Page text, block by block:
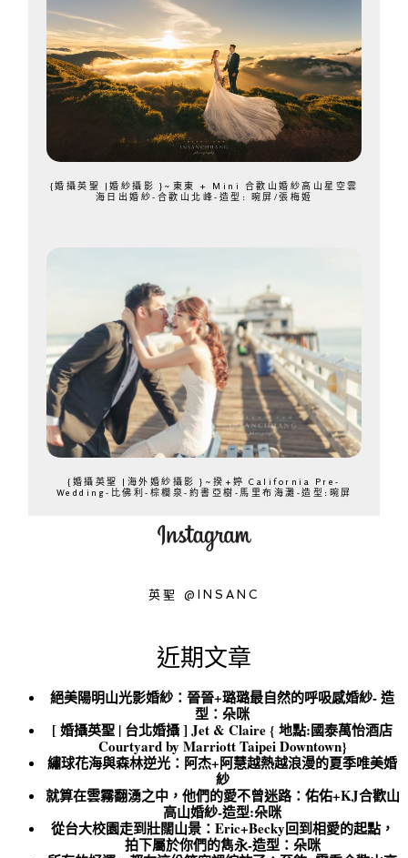
{婚攝英聖 |婚紗攝影 }~東東 + Mini 合歡山婚紗高山星空雲
海日出婚紗-合歡山北峰-造型: 晼屏/張梅姬
{婚攝英聖 |海外婚紗攝影 }~揆+婷 California Pre-
Wedding-比佛利-棕櫚泉-約書亞樹-馬里布海灘-造型:晼屏
英聖 @INSANC
近期文章
絕美陽明山光影婚紗：晉晉+璐璐最自然的呼吸感婚紗- 造
型：朵咪
[ 婚攝英聖 | 台北婚攝 ] Jet & Claire { 地點:國泰萬怡酒店
Courtyard by Marriott Taipei Downtown}
繡球花海與森林逆光：阿杰+阿慧越熱越浪漫的夏季唯美婚
紗
就算在雲霧翻湧之中，他們的愛不曾迷路：佑佑+KJ合歡山
高山婚紗-造型:朵咪
從台大校園走到壯闊山景：Eric+Becky回到相愛的起點，
拍下屬於你們的雋永-造型：朵咪